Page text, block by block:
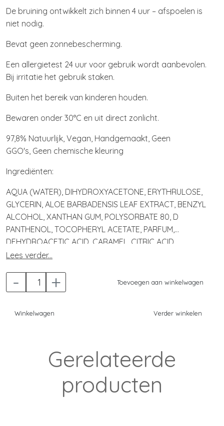
De bruining ontwikkelt zich binnen 4 uur – afspoelen is
niet nodig.
Bevat geen zonnebescherming.
Een allergietest 24 uur voor gebruik wordt aanbevolen.
Bij irritatie het gebruik staken.
Buiten het bereik van kinderen houden.
Bewaren onder 30°C en uit direct zonlicht.
97,8% Natuurlijk, Vegan, Handgemaakt, Geen
GGO's, Geen chemische kleuring
Ingrediënten:
AQUA (WATER), DIHYDROXYACETONE, ERYTHRULOSE,
GLYCERIN, ALOE BARBADENSIS LEAF EXTRACT, BENZYL
ALCOHOL, XANTHAN GUM, POLYSORBATE 80, D
PANTHENOL, TOCOPHERYL ACETATE, PARFUM,
DEHYDROACETIC ACID, CARAMEL, CITRIC ACID,
POTASSIUM SORBATE, SODIUM BENZOATE, SODIUM
Lees verder...
- + Toevoegen aan winkelwagen
Winkelwagen Verder winkelen
Gerelateerde
producten